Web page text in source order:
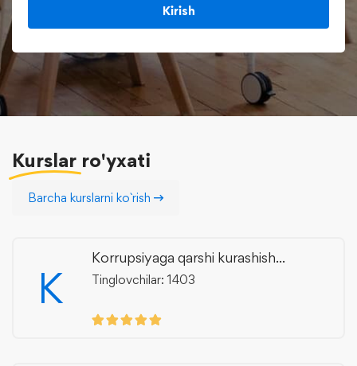
Kirish
Kurslar ro'yxati
Barcha kurslarni ko`rish
K
Korrupsiyaga qarshi kurashish...
Tinglovchilar: 1403